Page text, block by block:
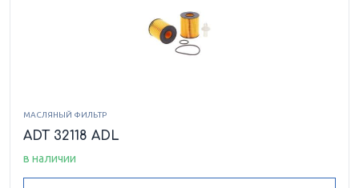
МАСЛЯНЫЙ ФИЛЬТР
ADT 32118 ADL
в наличии